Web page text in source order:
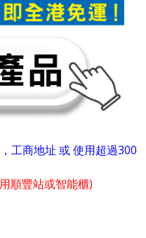
工商地址 或 使用超過300
順豐站或智能櫃)